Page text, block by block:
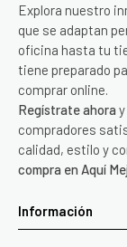
Explora nuestro
que se adaptan
oficina hasta tu
tiene preparado
comprar online.
Regístrate ahora
compradores
calidad, estilo y
compra en Aquí
Información